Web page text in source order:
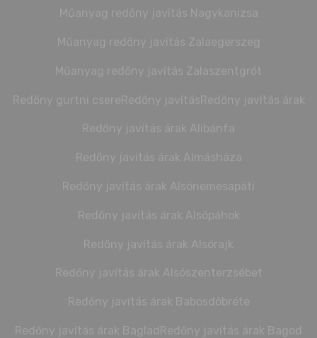
Műanyag redőny javítás Nagykanizsa
Műanyag redőny javítás Zalaegerszeg
Műanyag redőny javítás Zalaszentgrót
Redőny javítás Redőny javítás árak
Redőny javítás árak Alibánfa
Redőny javítás árak Almásháza
Redőny javítás árak Alsónemesapáti
Redőny javítás árak Alsópáhok
Redőny javítás árak Alsórajk
Redőny javítás árak Alsószenterzsébet
Redőny javítás árak Babosdöbréte
Redőny javítás árak Baglad Redőny javítás árak Bagod